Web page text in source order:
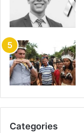
Categories